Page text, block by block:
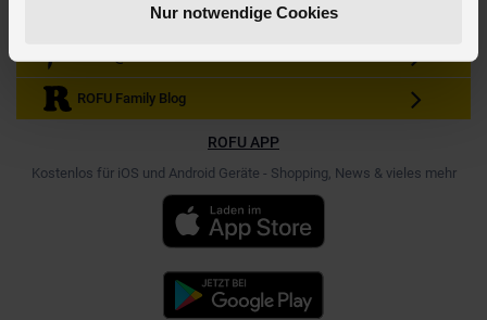
Nur notwendige Cookies
Werde unser Fan auf Facebook
ROFU Family Blog
ROFU APP
Kostenlos für iOS und Android Geräte - Shopping, News & vieles mehr